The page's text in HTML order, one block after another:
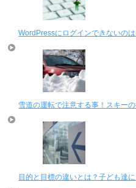
WordPressにログインできないの
雪道の運転で注意する事！スキー
目的と目標の違いとは？子ども達